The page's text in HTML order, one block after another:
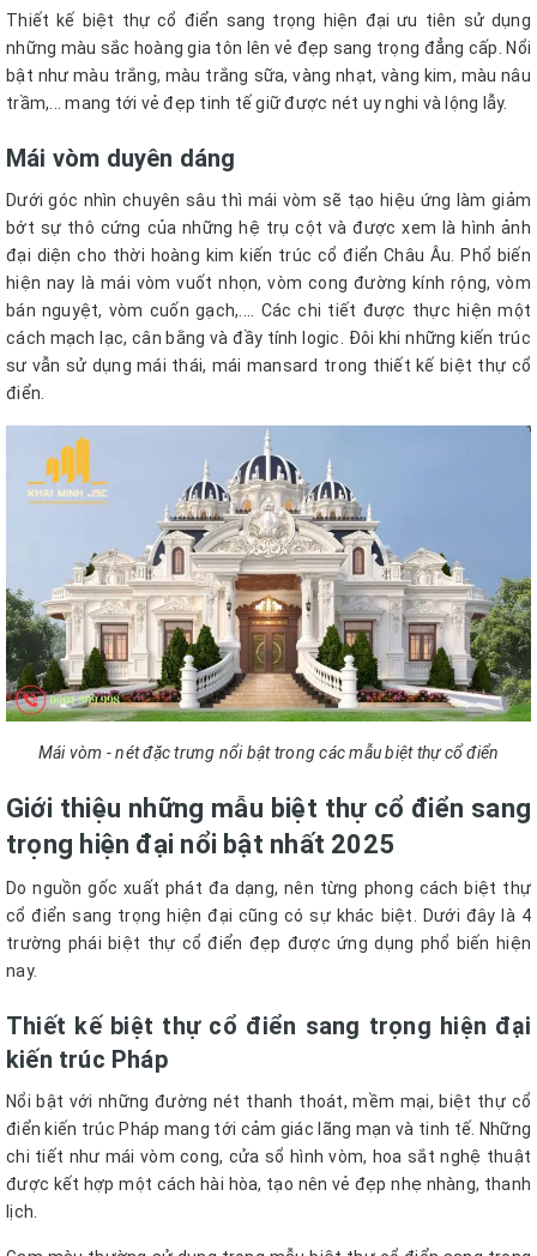
Thiết kế biệt thự cổ điển sang trọng hiện đại ưu tiên sử dụng
những màu sắc hoàng gia tôn lên vẻ đẹp sang trọng đẳng cấp. Nổi
bật như màu trắng, màu trắng sữa, vàng nhạt, vàng kim, màu nâu
trầm,... mang tới vẻ đẹp tinh tế giữ được nét uy nghi và lộng lẫy.
Mái vòm duyên dáng
Dưới góc nhìn chuyên sâu thì mái vòm sẽ tạo hiệu ứng làm giảm
bớt sự thô cứng của những hệ trụ cột và được xem là hình ảnh
đại diện cho thời hoàng kim kiến trúc cổ điển Châu Âu. Phổ biến
hiện nay là mái vòm vuốt nhọn, vòm cong đường kính rộng, vòm
bán nguyệt, vòm cuốn gạch,.... Các chi tiết được thực hiện một
cách mạch lạc, cân bằng và đầy tính logic. Đôi khi những kiến trúc
sư vẫn sử dụng mái thái, mái mansard trong thiết kế biệt thự cổ
điển.
Mái vòm - nét đặc trưng nổi bật trong các mẫu biệt thự cổ điển
Giới thiệu những mẫu biệt thự cổ điển sang
trọng hiện đại nổi bật nhất 2025
Do nguồn gốc xuất phát đa dạng, nên từng phong cách biệt thự
cổ điển sang trọng hiện đại cũng có sự khác biệt. Dưới đây là 4
trường phái biệt thự cổ điển đẹp được ứng dụng phổ biến hiện
nay.
Thiết kế biệt thự cổ điển sang trọng hiện đại
kiến trúc Pháp
Nổi bật với những đường nét thanh thoát, mềm mại, biệt thự cổ
điển kiến trúc Pháp mang tới cảm giác lãng mạn và tinh tế. Những
chi tiết như mái vòm cong, cửa sổ hình vòm, hoa sắt nghệ thuật
được kết hợp một cách hài hòa, tạo nên vẻ đẹp nhẹ nhàng, thanh
lịch.